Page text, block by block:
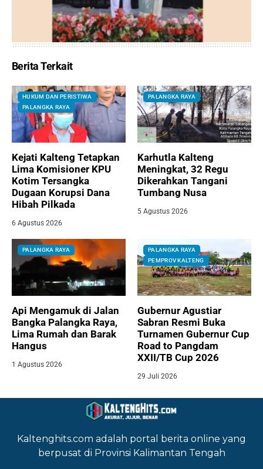
Berita Terkait
HUKUM DAN PERISTIWA
PALANGKA RAYA
Kejati Kalteng Tetapkan
Lima Komisioner KPU
Kotim Tersangka
Dugaan Korupsi Dana
Hibah Pilkada
6 Agustus 2026
PALANGKA RAYA
Karhutla Kalteng
Meningkat, 32 Regu
Dikerahkan Tangani
Tumbang Nusa
5 Agustus 2026
PALANGKA RAYA
Api Mengamuk di Jalan
Bangka Palangka Raya,
Lima Rumah dan Barak
Hangus
1 Agustus 2026
PALANGKA RAYA
PEMPROV KALTENG
Gubernur Agustiar
Sabran Resmi Buka
Turnamen Gubernur Cup
Road to Pangdam
XXII/TB Cup 2026
29 Juli 2026
Kaltenghits.com adalah portal berita online yang
berpusat di Provinsi Kalimantan Tengah